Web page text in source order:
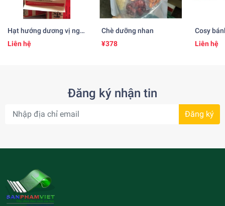
Hạt hướng dương vị ngũ
vị hương 五香粉味のひま
わりの種(260gr)
Liên hệ
Chè dưỡng nhan
¥378
Cosy
Liên hệ
Đăng ký nhận tin
Đăng ký